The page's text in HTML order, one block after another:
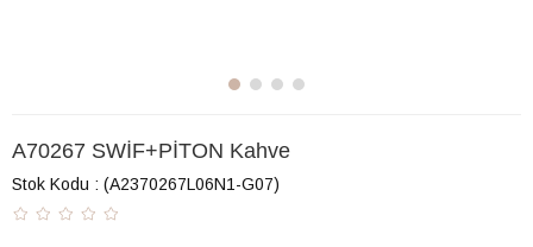
A70267 SWİF+PİTON Kahve
Stok Kodu (A2370267L06N1-G07)